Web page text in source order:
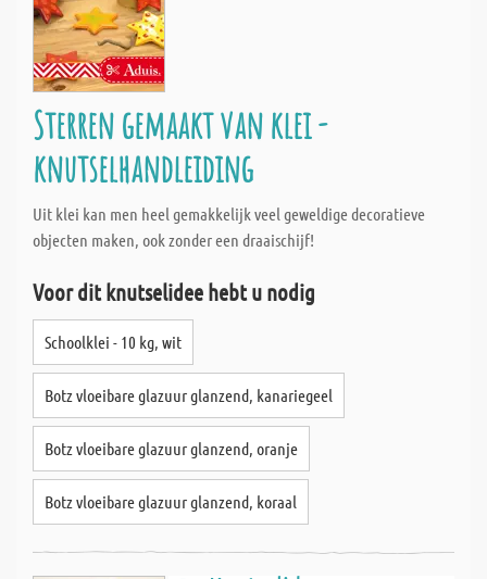
Sterren gemaakt van klei -
knutselhandleiding
Uit klei kan men heel gemakkelijk veel geweldige decoratieve
objecten maken, ook zonder een draaischijf!
Voor dit knutselidee hebt u nodig
Schoolklei - 10 kg, wit
Botz vloeibare glazuur glanzend, kanariegeel
Botz vloeibare glazuur glanzend, oranje
Botz vloeibare glazuur glanzend, koraal